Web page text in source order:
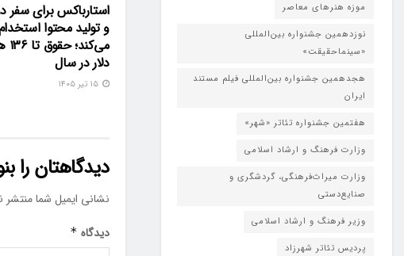
استارباکس برای سفر
و تولید محتوا
دلار در سال
دیدگاهتان را
نشانی ایمیل شما
دیدگاه *
موزه هنرهای معاصر
نوزدهمین جشنواره بین‌المللی
«سینماحقیقت»
هجدهمین جشنواره بین‌المللی فیلم مستند
ایران
هفتمین جشنواره تئاتر «شهر»
وزارت فرهنگ و ارشاد اسلامی
وزارت میراث‌فرهنگی، گردشگری و
صنایع‌دستی
وزیر فرهنگ و ارشاد اسلامی
پردیس تئاتر شهرزاد